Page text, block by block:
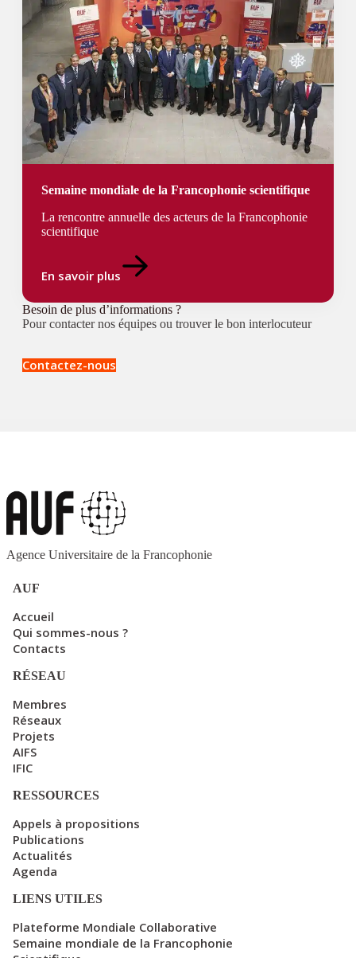
Semaine mondiale de la Francophonie scientifique
La rencontre annuelle des acteurs de la Francophonie
scientifique
En savoir plus
Besoin de plus d’informations ?
Pour contacter nos équipes ou trouver le bon interlocuteur
Contactez-nous
Agence Universitaire de la Francophonie
AUF
Accueil
Qui sommes-nous ?
Contacts
RÉSEAU
Membres
Réseaux
Projets
AIFS
IFIC
RESSOURCES
Appels à propositions
Publications
Actualités
Agenda
LIENS UTILES
Plateforme Mondiale Collaborative
Semaine mondiale de la Francophonie